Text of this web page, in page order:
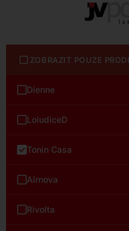
ZOBRAZIT POUZE
Dienne
LoiudiceD
Tonin Casa
Airnova
Rivolta